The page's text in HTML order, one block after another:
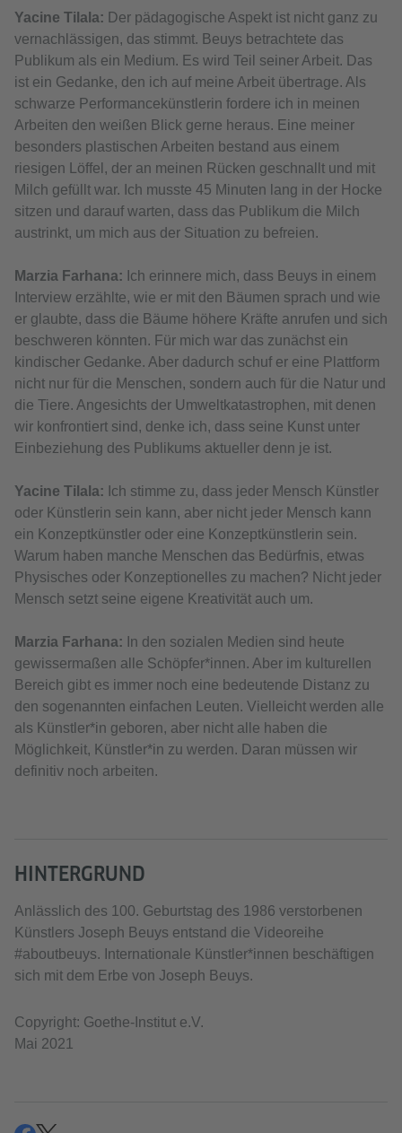
Yacine Tilala: Der pädagogische Aspekt ist nicht ganz zu
vernachlässigen, das stimmt. Beuys betrachtete das
Publikum als ein Medium. Es wird Teil seiner Arbeit. Das
ist ein Gedanke, den ich auf meine Arbeit übertrage. Als
schwarze Performancekünstlerin fordere ich in meinen
Arbeiten den weißen Blick gerne heraus. Eine meiner
besonders plastischen Arbeiten bestand aus einem
riesigen Löffel, der an meinen Rücken geschnallt und mit
Milch gefüllt war. Ich musste 45 Minuten lang in der Hocke
sitzen und darauf warten, dass das Publikum die Milch
austrinkt, um mich aus der Situation zu befreien.
Marzia Farhana: Ich erinnere mich, dass Beuys in einem
Interview erzählte, wie er mit den Bäumen sprach und wie
er glaubte, dass die Bäume höhere Kräfte anrufen und sich
beschweren könnten. Für mich war das zunächst ein
kindischer Gedanke. Aber dadurch schuf er eine Plattform
nicht nur für die Menschen, sondern auch für die Natur und
die Tiere. Angesichts der Umweltkatastrophen, mit denen
wir konfrontiert sind, denke ich, dass seine Kunst unter
Einbeziehung des Publikums aktueller denn je ist.
Yacine Tilala: Ich stimme zu, dass jeder Mensch Künstler
oder Künstlerin sein kann, aber nicht jeder Mensch kann
ein Konzeptkünstler oder eine Konzeptkünstlerin sein.
Warum haben manche Menschen das Bedürfnis, etwas
Physisches oder Konzeptionelles zu machen? Nicht jeder
Mensch setzt seine eigene Kreativität auch um.
Marzia Farhana: In den sozialen Medien sind heute
gewissermaßen alle Schöpfer*innen. Aber im kulturellen
Bereich gibt es immer noch eine bedeutende Distanz zu
den sogenannten einfachen Leuten. Vielleicht werden alle
als Künstler*in geboren, aber nicht alle haben die
Möglichkeit, Künstler*in zu werden. Daran müssen wir
definitiv noch arbeiten.
HINTERGRUND
Anlässlich des 100. Geburtstag des 1986 verstorbenen
Künstlers Joseph Beuys entstand die Videoreihe
#aboutbeuys. Internationale Künstler*innen beschäftigen
sich mit dem Erbe von Joseph Beuys.
Copyright: Goethe-Institut e.V.
Mai 2021